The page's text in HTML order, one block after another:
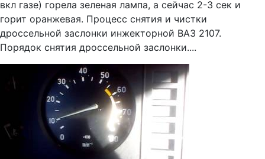
вкл газе) горела зеленая лампа, а сейчас 2-3 сек и
горит оранжевая. Процесс снятия и чистки
дроссельной заслонки инжекторной ВАЗ 2107.
Порядок снятия дроссельной заслонки....